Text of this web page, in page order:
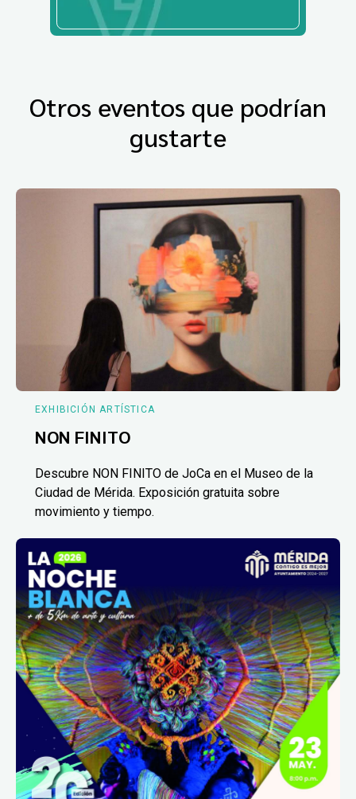
Otros eventos que podrían
gustarte
EXHIBICIÓN ARTÍSTICA
NON FINITO
Descubre NON FINITO de JoCa en el Museo de la
Ciudad de Mérida. Exposición gratuita sobre
movimiento y tiempo.